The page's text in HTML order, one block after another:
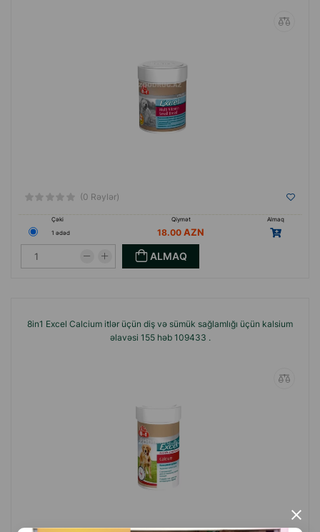
×
(0 Rəylər)
Çəki Qiymət
Almaq
1 ədəd
18.00
ALMAQ
8in1 Excel Calcium itlər üçün diş və sümük sağlamlığı üçün kalsium
əlavəsi 155 həb 109433 .